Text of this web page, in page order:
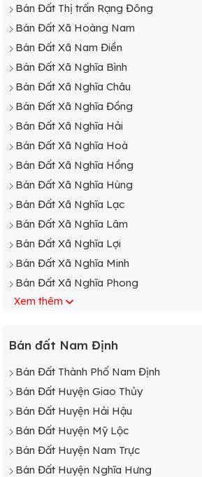
Bán Đất Thị trấn Rạng Đông
Bán Đất Xã Hoàng Nam
Bán Đất Xã Nam Điền
Bán Đất Xã Nghĩa Bình
Bán Đất Xã Nghĩa Châu
Bán Đất Xã Nghĩa Đồng
Bán Đất Xã Nghĩa Hải
Bán Đất Xã Nghĩa Hoà
Bán Đất Xã Nghĩa Hồng
Bán Đất Xã Nghĩa Hùng
Bán Đất Xã Nghĩa Lạc
Bán Đất Xã Nghĩa Lâm
Bán Đất Xã Nghĩa Lợi
Bán Đất Xã Nghĩa Minh
Bán Đất Xã Nghĩa Phong
Bán Đất Xã Nghĩa Phú
Bán Đất Xã Nghĩa Sơn
Bán Đất Xã Nghĩa Thái
Bán Đất Xã Nghĩa Thắng
Bán Đất Xã Nghĩa Thành
Bán Đất Xã Nghĩa Thịnh
Bán Đất Xã Nghĩa Trung
Xem thêm
Bán đất Nam Định
Bán Đất Thành Phố Nam Định
Bán Đất Huyện Giao Thủy
Bán Đất Huyện Hải Hậu
Bán Đất Huyện Mỹ Lộc
Bán Đất Huyện Nam Trực
Bán Đất Huyện Nghĩa Hưng